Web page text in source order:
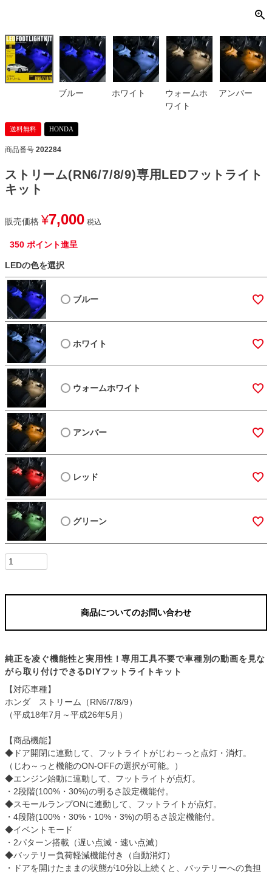
ブルー ホワイト
ウォームホ
ワイト
アンバー
送料無料 HONDA
商品番号 202284
ストリーム(RN6/7/8/9)専用LEDフットライト
キット
販売価格 ¥7,000 税込
350 ポイント進呈
LEDの色を選択
ブルー
ホワイト
ウォームホワイト
アンバー
レッド
グリーン
商品についてのお問い合わせ
純正を凌ぐ機能性と実用性！専用工具不要で車種別の動画を見な
がら取り付けできるDIYフットライトキット
【対応車種】
ホンダ ストリーム（RN6/7/8/9）
（平成18年7月～平成26年5月）
【商品機能】
◆ドア開閉に連動して、フットライトがじわ～っと点灯・消灯。
（じわ～っと機能のON-OFFの選択が可能。）
◆エンジン始動に連動して、フットライトが点灯。
・2段階(100%・30%)の明るさ設定機能付。
◆スモールランプONに連動して、フットライトが点灯。
・4段階(100%・30%・10%・3%)の明るさ設定機能付。
◆イベントモード
・2パターン搭載（遅い点滅・速い点滅）
◆バッテリー負荷軽減機能付き（自動消灯）
・ドアを開けたままの状態が10分以上続くと、バッテリーへの負担